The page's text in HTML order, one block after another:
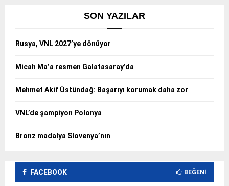
SON YAZILAR
Rusya, VNL 2027’ye dönüyor
Micah Ma’a resmen Galatasaray’da
Mehmet Akif Üstündağ: Başarıyı korumak daha zor
VNL’de şampiyon Polonya
Bronz madalya Slovenya’nın
FACEBOOK BEĞENI